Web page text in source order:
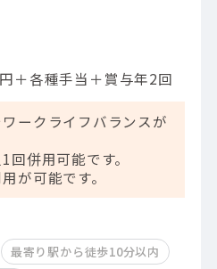
＋各種手当＋賞与年2回
ワークライフバランスが
回併用可能です。
が可能です。
最寄り駅から徒歩10分以内